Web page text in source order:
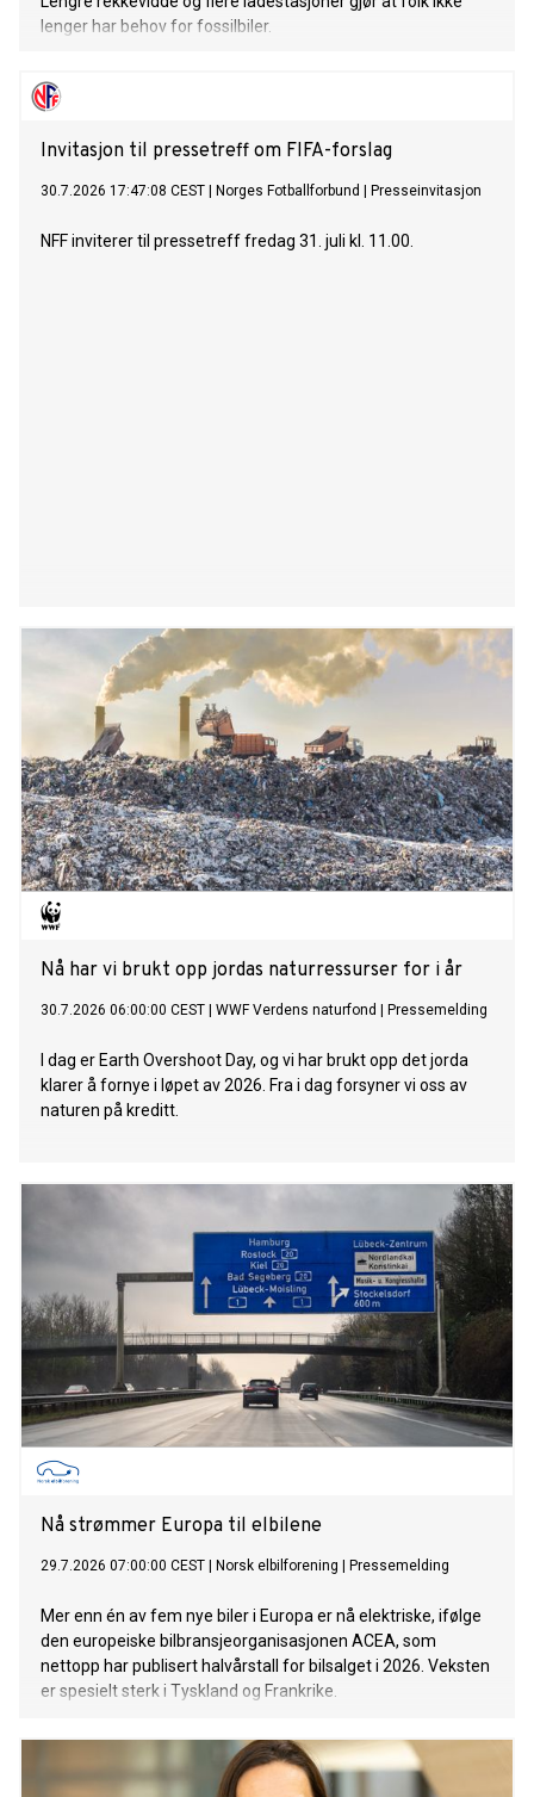
lenger har behov for fossilbiler.
Invitasjon til pressetreff om FIFA-forslag
30.7.2026 17:47:08 CEST Norges Fotballforbund Presseinvitasjon
NFF inviterer til pressetreff fredag 31. juli kl. 11.00.
Nå har vi brukt opp jordas naturressurser for i år
30.7.2026 06:00:00 CEST WWF Verdens naturfond Pressemelding
I dag er Earth Overshoot Day, og vi har brukt opp det jorda
klarer å fornye i løpet av 2026. Fra i dag forsyner vi oss av
naturen på kreditt.
Nå strømmer Europa til elbilene
29.7.2026 07:00:00 CEST Norsk elbilforening Pressemelding
Mer enn én av fem nye biler i Europa er nå elektriske, ifølge
den europeiske bilbransjeorganisasjonen ACEA, som
nettopp har publisert halvårstall for bilsalget i 2026. Veksten
er spesielt sterk i Tyskland og Frankrike.